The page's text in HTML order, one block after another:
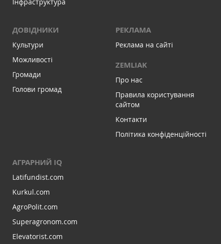
Інфраструктура
ДОВІДНИКИ
Культури
Можливості
Громади
Голови громад
РЕКЛАМА
Реклама на сайті
ZEMLIAK
Про нас
Правила користування
сайтом
Контакти
Політика конфіденційності
АГРАРНИЙ IQ
Latifundist.com
Kurkul.com
AgroPolit.com
Superagronom.com
Elevatorist.com